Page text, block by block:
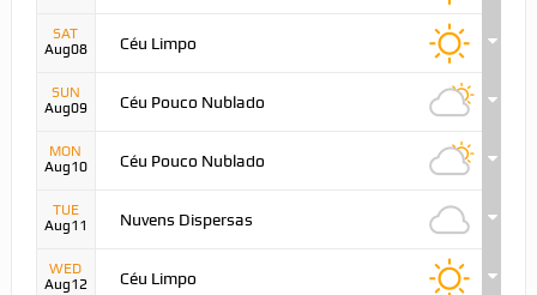
SAT
Aug08
Céu Limpo
SUN
Aug09
Céu Pouco Nublado
MON
Aug10
Céu Pouco Nublado
TUE
Aug11
Nuvens Dispersas
WED
Aug12
Céu Limpo